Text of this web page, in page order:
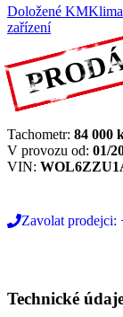
Doložené KM
zařízení
Tachometr: 84 000
V provozu od: 01/
VIN:
Zavolat prodejci:
Technické